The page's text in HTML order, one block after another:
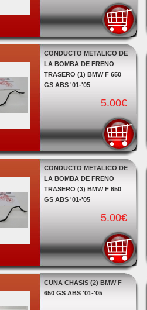
CONDUCTO METALICO DE
LA BOMBA DE FRENO
TRASERO (1) BMW F 650
GS ABS '01-'05
5.00€
CONDUCTO METALICO DE
LA BOMBA DE FRENO
TRASERO (3) BMW F 650
GS ABS '01-'05
5.00€
CUNA CHASIS (2) BMW F
650 GS ABS '01-'05